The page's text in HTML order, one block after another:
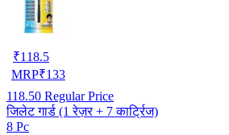
₹118.5
MRP₹133
118.50 Regular Price
जिलेट गार्ड (1 रेज़र + 7 कार्ट्रिज)
8 Pc